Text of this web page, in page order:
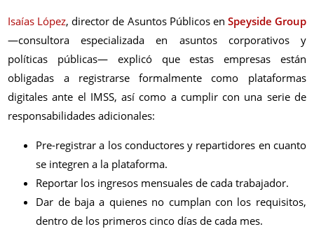
Isaías López, director de Asuntos Públicos en Speyside Group
—consultora especializada en asuntos corporativos y
políticas públicas— explicó que estas empresas están
obligadas a registrarse formalmente como plataformas
digitales ante el IMSS, así como a cumplir con una serie de
responsabilidades adicionales:
Pre-registrar a los conductores y repartidores en cuanto
se integren a la plataforma.
Reportar los ingresos mensuales de cada trabajador.
Dar de baja a quienes no cumplan con los requisitos,
dentro de los primeros cinco días de cada mes.